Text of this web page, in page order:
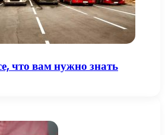
что вам нужно знать